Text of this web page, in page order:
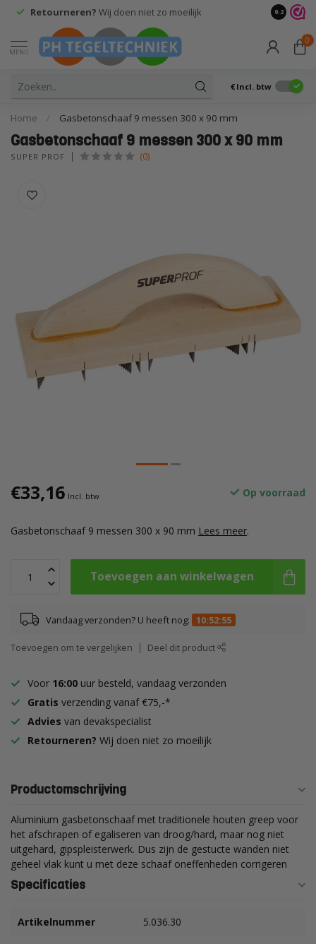
Retourneren? Wij doen niet zo moeilijk 9.2
MENU
0
€ Incl. btw
Home / Gasbetonschaaf 9 messen 300 x 90 mm
Gasbetonschaaf 9 messen 300 x 90 mm
SUPER PROF (0)
€33,16 Incl. btw Op voorraad
Gasbetonschaaf 9 messen 300 x 90 mm Lees meer.
Toevoegen aan winkelwagen
Vandaag verzonden? U heeft nog: 10:52:54
Toevoegen om te vergelijken Deel dit product
Voor 16:00 uur besteld, vandaag verzonden
Gratis verzending vanaf €75,-*
Advies van devakspecialist
Retourneren? Wij doen niet zo moeilijk
Productomschrijving
Aluminium gasbetonschaaf met traditionele houten greep voor
het afschrapen of egaliseren van droog/hard, maar nog niet
uitgehard, gipspleisterwerk. Dus zijn de gestucte wanden niet
geheel vlak kunt u met deze schaaf oneffenheden corrigeren
Specificaties
Artikelnummer 5.036.30